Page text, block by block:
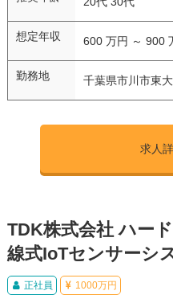
想定年収 600 万円 ～ 900
勤務地 千葉県市川市東
求人
TDK株式会社 ハー
線式IoTセンサーシ
正社員 1000万円